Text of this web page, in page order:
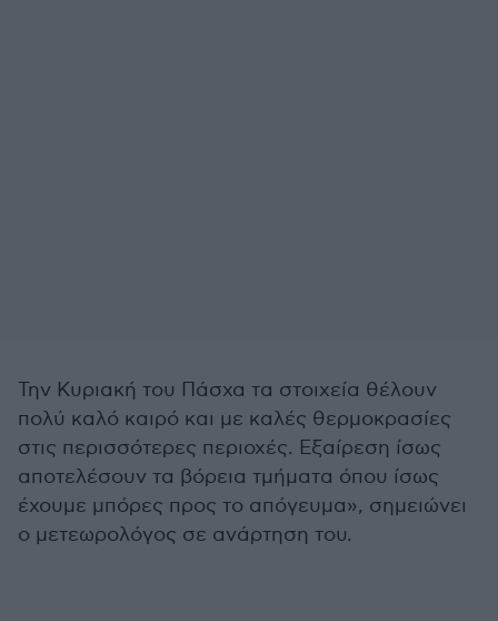
Την Κυριακή του Πάσχα τα στοιχεία θέλουν
πολύ καλό καιρό και με καλές θερμοκρασίες
στις περισσότερες περιοχές. Εξαίρεση ίσως
αποτελέσουν τα βόρεια τμήματα όπου ίσως
έχουμε μπόρες προς το απόγευμα», σημειώνει
ο μετεωρολόγος σε ανάρτηση του.